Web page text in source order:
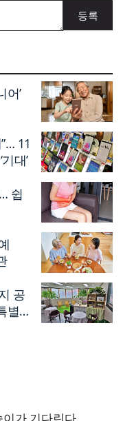
어’
11
대’
쉽
공
별한